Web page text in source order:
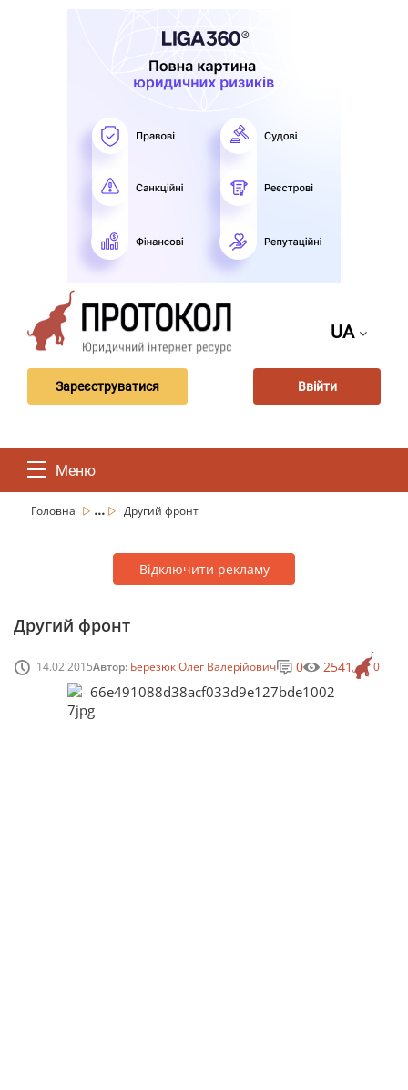
UA
Зареєструватися Ввійти
Меню
Головна ... Другий фронт
Відключити рекламу
Другий фронт
14.02.2015Автор: Березюк Олег Валерійович 0
0 2541